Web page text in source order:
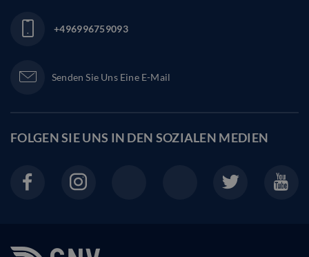
+496996759093
Senden Sie Uns Eine E-Mail
FOLGEN SIE UNS IN DEN SOZIALEN MEDIEN